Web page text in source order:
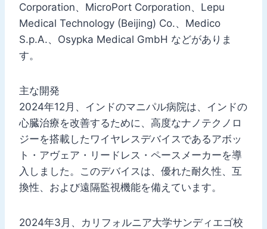
Corporation、MicroPort Corporation、Lepu
Medical Technology (Beijing) Co.、Medico
S.p.A.、Osypka Medical GmbH などがありま
す。
主な開発
2024年12月、インドのマニパル病院は、インドの
心臓治療を改善するために、高度なナノテクノロ
ジーを搭載したワイヤレスデバイスであるアボッ
ト・アヴェア・リードレス・ペースメーカーを導
入しました。このデバイスは、優れた耐久性、互
換性、および遠隔監視機能を備えています。
2024年3月、カリフォルニア大学サンディエゴ校